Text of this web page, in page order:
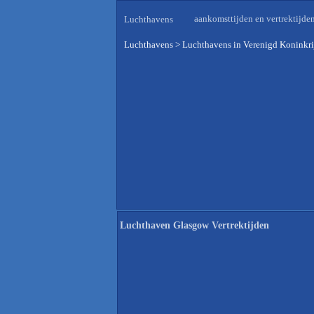
Luchthavens aankomsttijden en vertrektijden
Luchthavens > Luchthavens in Verenigd
Luchthaven Glasgow Vertrektijden